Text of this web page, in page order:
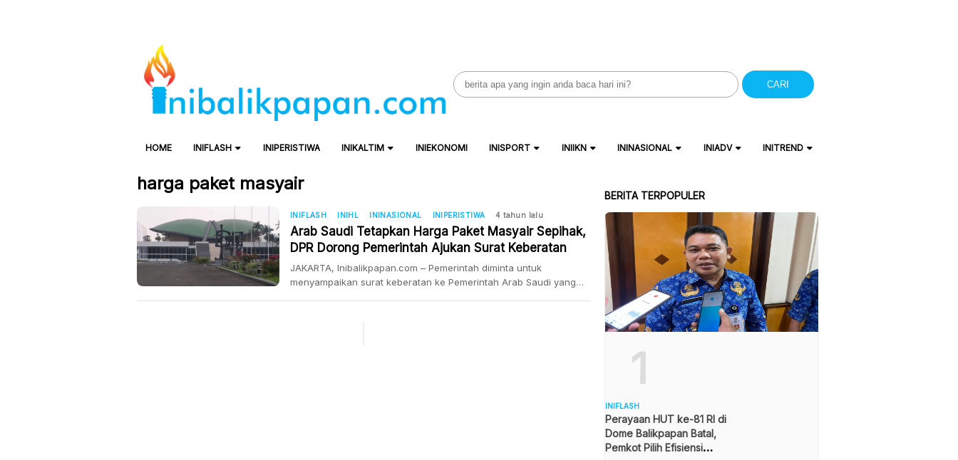
Search
for:
CARI
HOME INIFLASH INIPERISTIWA INIKALTIM INIEKONOMI INISPORT INIIKN ININASIONAL INIADV INITREND
harga paket masyair
INIFLASH INIHL ININASIONAL INIPERISTIWA 4 tahun lalu
Arab Saudi Tetapkan Harga Paket Masyair Sepihak,
DPR Dorong Pemerintah Ajukan Surat Keberatan
JAKARTA, Inibalikpapan.com – Pemerintah diminta untuk
menyampaikan surat keberatan ke Pemerintah Arab Saudi yang
BERITA TERPOPULER
1
INIFLASH
Perayaan HUT ke-81 RI di
Dome Balikpapan Batal,
Pemkot Pilih Efisiensi